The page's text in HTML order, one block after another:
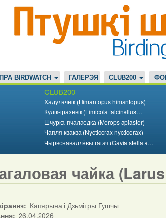
ПРА BIRDWATCH ГАЛЕРЭЯ CLUB200
CLUB200
Хадулачнік (Himantopus himantopus)
Кулік-гразевік (Limicola falcinellus…
Шчурка-пчалаедка (Merops apiaster)
Чапля-кваква (Nycticorax nycticorax)
Чырвонаваллёвы гагач (Gavia stellata…
чайка
Кацярына і Дзьмітры Гушчы
26.04.2026